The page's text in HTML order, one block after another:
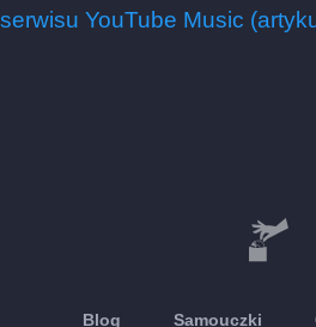
serwisu YouTube Music
Blog Samouczki